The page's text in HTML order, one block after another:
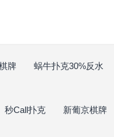
牌 蜗牛扑克30%反水
秒Call扑克 新葡京棋牌